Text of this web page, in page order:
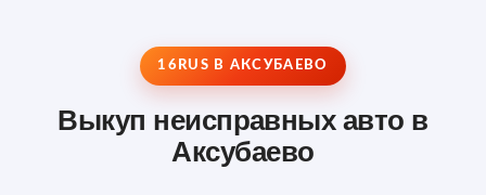
16RUS В АКСУБАЕВО
Выкуп неисправных авто в
Аксубаево